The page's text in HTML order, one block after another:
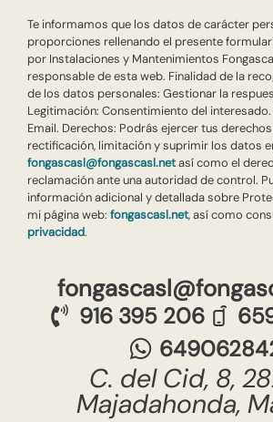
Te informamos que los datos de carácter
proporciones rellenando el presente
por Instalaciones y Mantenimientos
responsable de esta web. Finalidad de la
de los datos personales: Gestionar la
Legitimación: Consentimiento del
Email. Derechos: Podrás ejercer tus
rectificación, limitación y suprimir los datos
fongascasl@fongascasl.netasí como el
reclamación ante una autoridad de control.
información adicional y detallada sobre
mi página web: fongascasl.net, así como
privacidad.
916 395 206
C. del Cid, 8,
Majadahonda,